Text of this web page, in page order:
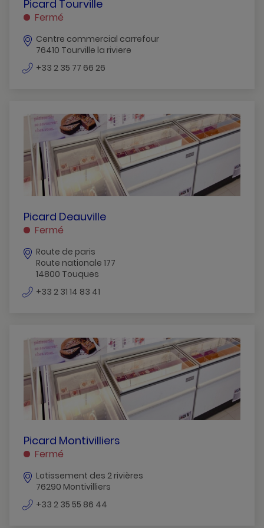
TOURVILLE
LA
RIVIERE
Picard Tourville
Fermé
Centre commercial carrefour
76410 Tourville la riviere
+33 2 35 77 66 26
PICARD
DEAUVILLE
Picard Deauville
Fermé
Route de paris
Route nationale 177
14800 Touques
+33 2 31 14 83 41
PICARD
MONTIVILLIERS
Picard Montivilliers
Fermé
Lotissement des 2 rivières
76290 Montivilliers
+33 2 35 55 86 44